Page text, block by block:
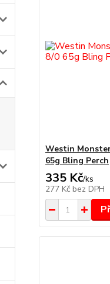
Westin
65g Bling Perch
335 Kč/ks
277 Kč bez DPH